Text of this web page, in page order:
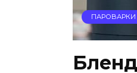
ПАРОВАРКИ